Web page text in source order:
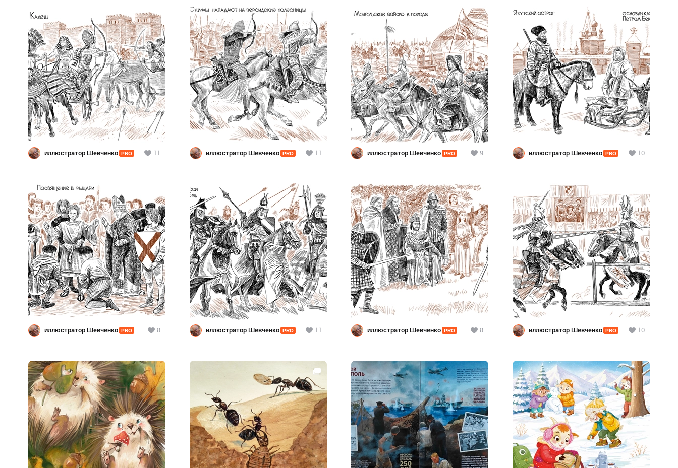
иллюстратор Шевченко PRO 11 иллюстратор Шевченко PRO 11 иллюстратор Шевченко PRO 9 иллюстратор Шевченко PRO 10
иллюстратор Шевченко PRO 8 иллюстратор Шевченко PRO 11 иллюстратор Шевченко PRO 8 иллюстратор Шевченко PRO 10